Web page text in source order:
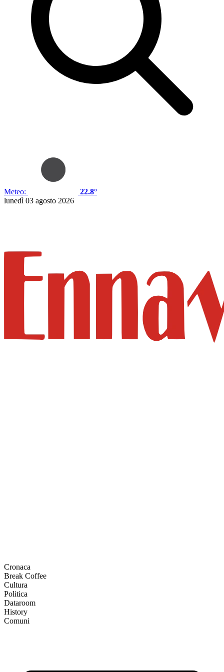
Meteo:
22.8°
lunedì 03 agosto 2026
Cronaca
Break Coffee
Cultura
Politica
Dataroom
History
Comuni